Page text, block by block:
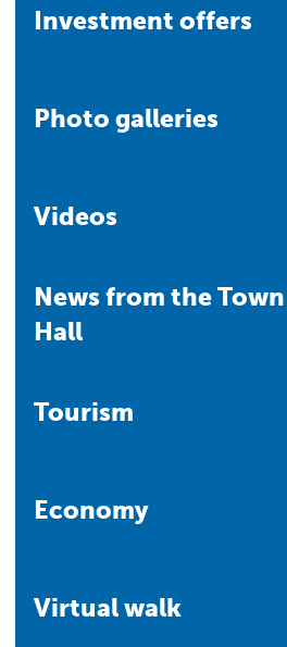
Investment offers
Photo galleries
Videos
News from the Town
Hall
Tourism
Economy
Virtual walk